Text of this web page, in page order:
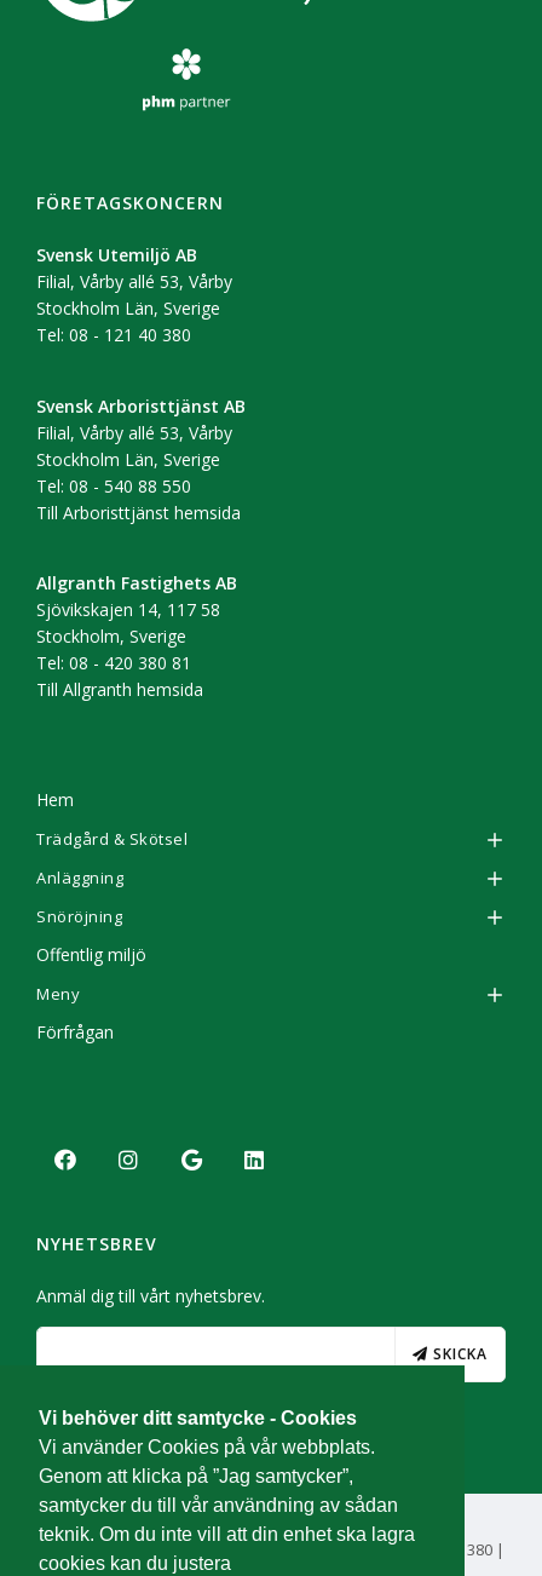
Vi behöver ditt samtycke - Cookies
Vi använder Cookies på vår webbplats.
Genom att klicka på ”Jag samtycker”,
samtycker du till vår användning av sådan
teknik. Om du inte vill att din enhet ska lagra
cookies kan du justera
FÖRETAGSKONCERN
Svensk Utemiljö AB
Filial, Vårby allé 53, Vårby
Stockholm Län, Sverige
Tel: 08 - 121 40 380
Svensk Arboristtjänst AB
Filial, Vårby allé 53, Vårby
Stockholm Län, Sverige
Tel: 08 - 540 88 550
Till Arboristtjänst hemsida
Allgranth Fastighets AB
Sjövikskajen 14, 117 58
Stockholm, Sverige
Tel: 08 - 420 380 81
Till Allgranth hemsida
Hem
Trädgård & Skötsel
Anläggning
Snöröjning
Offentlig miljö
Meny
Förfrågan
NYHETSBREV
Anmäl dig till vårt nyhetsbrev.
SKICKA
© Svensk Utemiljö AB | Org.nr 556994-8937 | Tel: 08-121 40 380 |